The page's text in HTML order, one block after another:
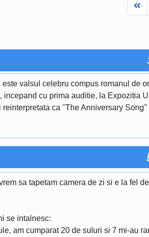
valsul celebru compus romanul de
incepand cu prima auditie, la Expozitia
reinterpretata ca ''The Anniversary
sa tapetam camera de zi si e la fel
se intalnesc:
am cumparat 20 de suluri si 7 mi-au